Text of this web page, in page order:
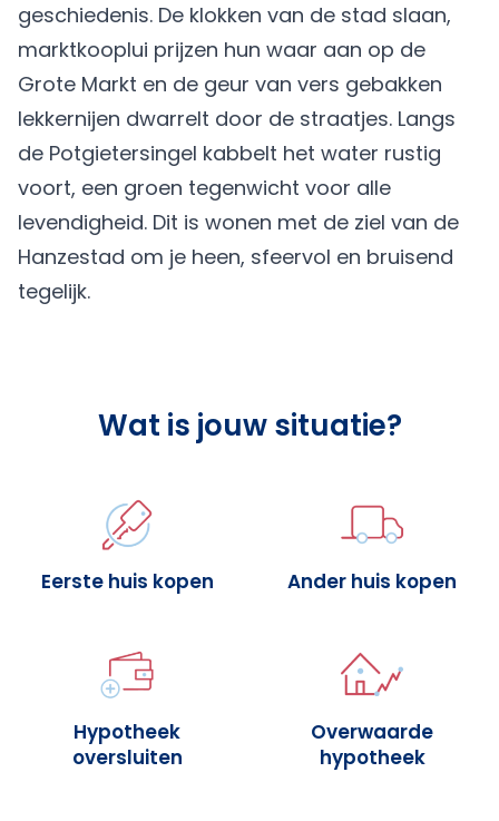
geschiedenis. De klokken van de stad slaan,
marktkooplui prijzen hun waar aan op de
Grote Markt en de geur van vers gebakken
lekkernijen dwarrelt door de straatjes. Langs
de Potgietersingel kabbelt het water rustig
voort, een groen tegenwicht voor alle
levendigheid. Dit is wonen met de ziel van de
Hanzestad om je heen, sfeervol en bruisend
tegelijk.
Wat is jouw situatie?
Eerste huis kopen Ander huis kopen
Hypotheek
oversluiten
Overwaarde
hypotheek